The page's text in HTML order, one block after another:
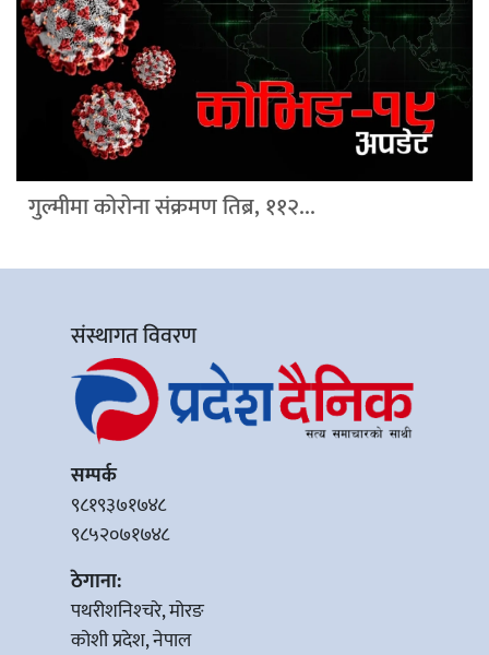
गुल्मीमा कोरोना संक्रमण तिब्र, ११२...
संस्थागत विवरण
सम्पर्क
९८१९३७१७४८
९८५२०७१७४८
ठेगाना:
पथरीशनिश्‍चरे, मोरङ
कोशी प्रदेश, नेपाल